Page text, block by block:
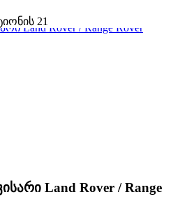
21
Land Rover / Range